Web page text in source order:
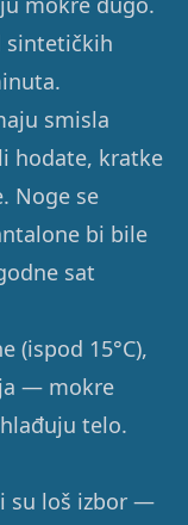
sintetičkih
smisla
hodate, kratke
Noge se
bi bile
sat
(ispod 15°C),
— mokre
telo.
su loš izbor —